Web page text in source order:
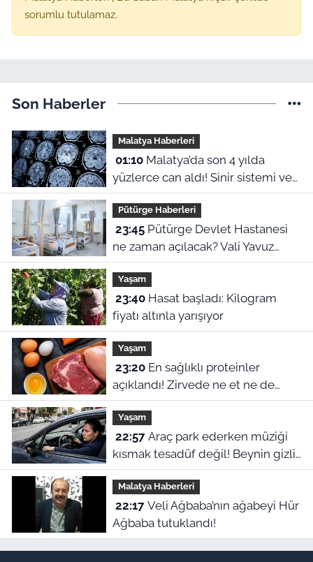
sorumlu tutulamaz.
Son Haberler
Malatya Haberleri
01:10Malatya’da son 4 yılda
yüzlerce can aldı! Sinir sistemi ve
duyu organı hastalıklarında şok
veriler
Pütürge Haberleri
23:45Pütürge Devlet Hastanesi
ne zaman açılacak? Vali Yavuz
açıkladı
Yaşam
23:40Hasat başladı: Kilogram
fiyatı altınla yarışıyor
Yaşam
23:20En sağlıklı proteinler
açıklandı! Zirvede ne et ne de
yumurta var
Yaşam
22:57Araç park ederken müziği
kısmak tesadüf değil! Beynin gizli
refleksiymiş
Malatya Haberleri
22:17Veli Ağbaba’nın ağabeyi Hür
Ağbaba tutuklandı!